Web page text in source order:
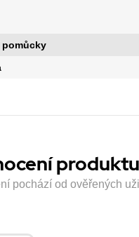
pomůcky
produktu
pochází od ověřených